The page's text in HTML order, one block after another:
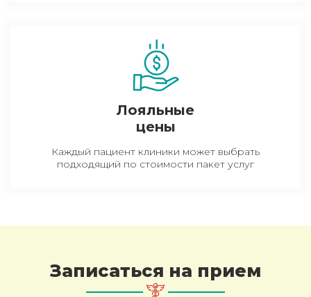
Лояльные
цены
Каждый пациент клиники может выбрать
подходящий по стоимости пакет услуг
Записаться на прием